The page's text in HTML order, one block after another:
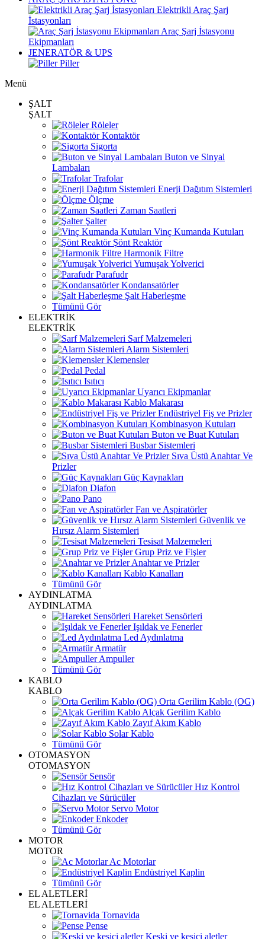
Elektrikli Araç Şarj
İstasyonları
Araç Şarj İstasyonu
Ekipmanları
JENERATÖR & UPS
Piller
Menü
ŞALT
ŞALT
Röleler
Kontaktör
Sigorta
Buton ve Sinyal
Lambaları
Trafolar
Enerji Dağıtım Sistemleri
Ölçme
Zaman Saatleri
Şalter
Vinç Kumanda Kutuları
Şönt Reaktör
Harmonik Filtre
Yumuşak Yolverici
Parafudr
Kondansatörler
Şalt Haberleşme
Tümünü Gör
ELEKTRİK
ELEKTRİK
Sarf Malzemeleri
Alarm Sistemleri
Klemensler
Pedal
Isıtıcı
Uyarıcı Ekipmanlar
Kablo Makarası
Endüstriyel Fiş ve Prizler
Kombinasyon Kutuları
Buton ve Buat Kutuları
Busbar Sistemleri
Sıva Üstü Anahtar Ve
Prizler
Güç Kaynakları
Diafon
Pano
Fan ve Aspiratörler
Güvenlik ve
Hırsız Alarm Sistemleri
Tesisat Malzemeleri
Grup Priz ve Fişler
Anahtar ve Prizler
Kablo Kanalları
Tümünü Gör
AYDINLATMA
AYDINLATMA
Hareket Sensörleri
Işıldak ve Fenerler
Led Aydınlatma
Armatür
Ampuller
Tümünü Gör
KABLO
KABLO
Orta Gerilim Kablo (OG)
Alçak Gerilim Kablo
Zayıf Akım Kablo
Solar Kablo
Tümünü Gör
OTOMASYON
OTOMASYON
Sensör
Hız Kontrol
Cihazları ve Sürücüler
Servo Motor
Enkoder
Tümünü Gör
MOTOR
MOTOR
Ac Motorlar
Endüstriyel Kaplin
Tümünü Gör
EL ALETLERİ
EL ALETLERİ
Tornavida
Pense
Keski ve kesici aletler